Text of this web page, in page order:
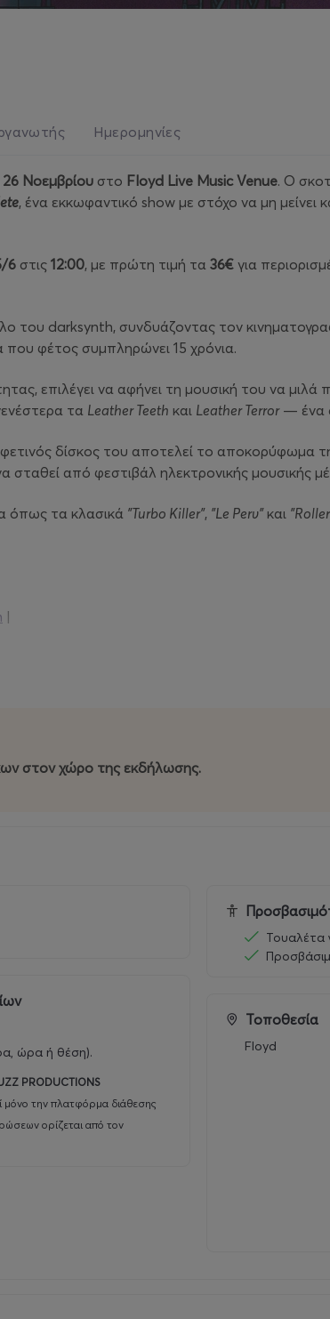
Ημερομηνίες
Νοεμβρίου στο Floyd Live Music Venue. Ο
, ένα εκκωφαντικό show με στόχο να μη μείνει
6 στις 12:00, με πρώτη τιμή τα 36€ για
του darksynth, συνδυάζοντας τον
που φέτος συμπληρώνει 15 χρόνια.
επιλέγει να αφήνει τη μουσική του να
τα Leather Teeth και Leather Terror— ένα
φετινός δίσκος του αποτελεί το αποκορύφωμα
από φεστιβάλ ηλεκτρονικής μουσικής
όπως τα κλασικά "Turbo Killer", "Le Perv"και
|
spots/
η είσοδος και η παραμονή ανηλίκων στον
στον χώρο της εκδήλωσης.
ώρα ή θέση).
PRODUCTIONS
την πλατφόρμα διάθεσης
ορίζεται από τον
Τουαλέτα
Τοποθεσία
Floyd